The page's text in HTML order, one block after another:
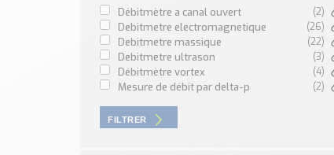
débitmètre a canal ouvert (2)
debitmetre electromagnetique (26)
debitmetre massique (22)
debitmetre ultrason (3)
débitmètre vortex (4)
mesure de débit par delta-p (2)
FILTRER